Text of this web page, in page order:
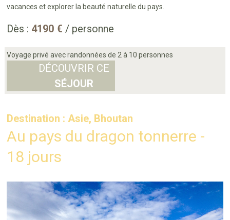
vacances et explorer la beauté naturelle du pays.
Dès : 4190 € / personne
Voyage privé avec randonnées de 2 à 10 personnes
DÉCOUVRIR CE
SÉJOUR
Destination : Asie, Bhoutan
Au pays du dragon tonnerre -
18 jours